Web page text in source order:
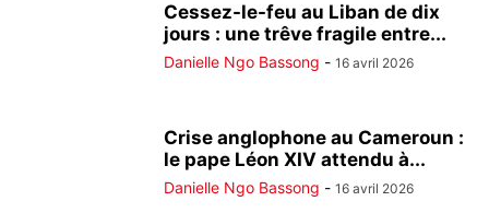
Cessez-le-feu au Liban de dix
jours : une trêve fragile entre...
Danielle Ngo Bassong - 16 avril 2026
Crise anglophone au Cameroun :
le pape Léon XIV attendu à...
Danielle Ngo Bassong - 16 avril 2026